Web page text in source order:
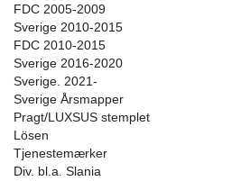
FDC 2005-2009
Sverige 2010-2015
FDC 2010-2015
Sverige 2016-2020
Sverige. 2021-
Sverige Årsmapper
Pragt/LUXSUS stemplet
Lösen
Tjenestemærker
Div. bl.a. Slania